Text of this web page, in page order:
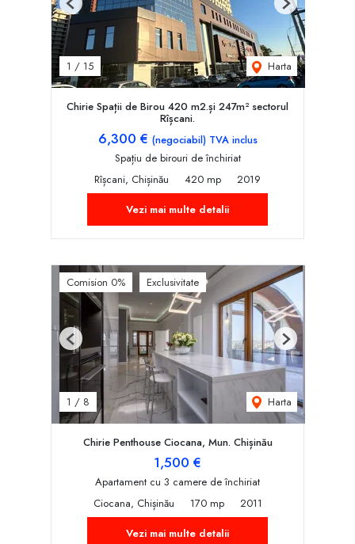
1 / 15 Harta
Previous Next
Chirie Spații de Birou 420 m2.și 247m² sectorul
Rîșcani.
6,300 € (negociabil) TVA inclus
Spațiu de birouri de închiriat
Rîșcani, Chișinău
420 mp
2019
Vezi mai multe detalii
Comision 0% Exclusivitate
1 / 8 Harta
Previous Next
Chirie Penthouse Ciocana, Mun. Chișinău
1,500 €
Apartament cu 3 camere de închiriat
Ciocana, Chișinău
170 mp
2011
Vezi mai multe detalii